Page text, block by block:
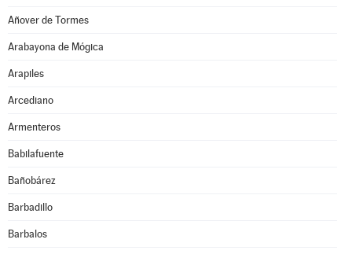
Añover de Tormes
Arabayona de Mógica
Arapiles
Arcediano
Armenteros
Babilafuente
Bañobárez
Barbadillo
Barbalos